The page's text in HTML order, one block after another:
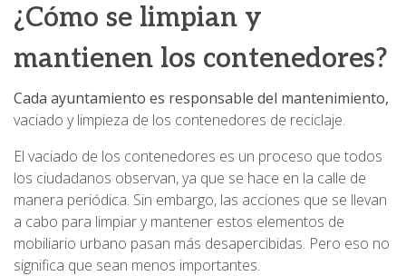
¿Cómo se limpian y
mantienen los contenedores?
Cada ayuntamiento es responsable del mantenimiento,
vaciado y limpieza de los contenedores de reciclaje.
El vaciado de los contenedores es un proceso que todos
los ciudadanos observan, ya que se hace en la calle de
manera periódica. Sin embargo, las acciones que se llevan
a cabo para limpiar y mantener estos elementos de
mobiliario urbano pasan más desapercibidas. Pero eso no
significa que sean menos importantes.